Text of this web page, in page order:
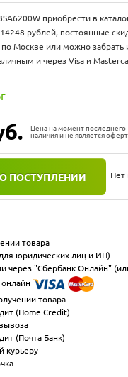
приобрести в
рублей, постоянные
по Москве или можно забрать
и через Visa и
Цена на момент последнего
наличия и не является
ПОСТУПЛЕНИИ Нет
товара
юридических лиц и ИП)
через "Сбербанк Онлайн"
товара
(Home Credit)
(Почта Банк)
курьеру